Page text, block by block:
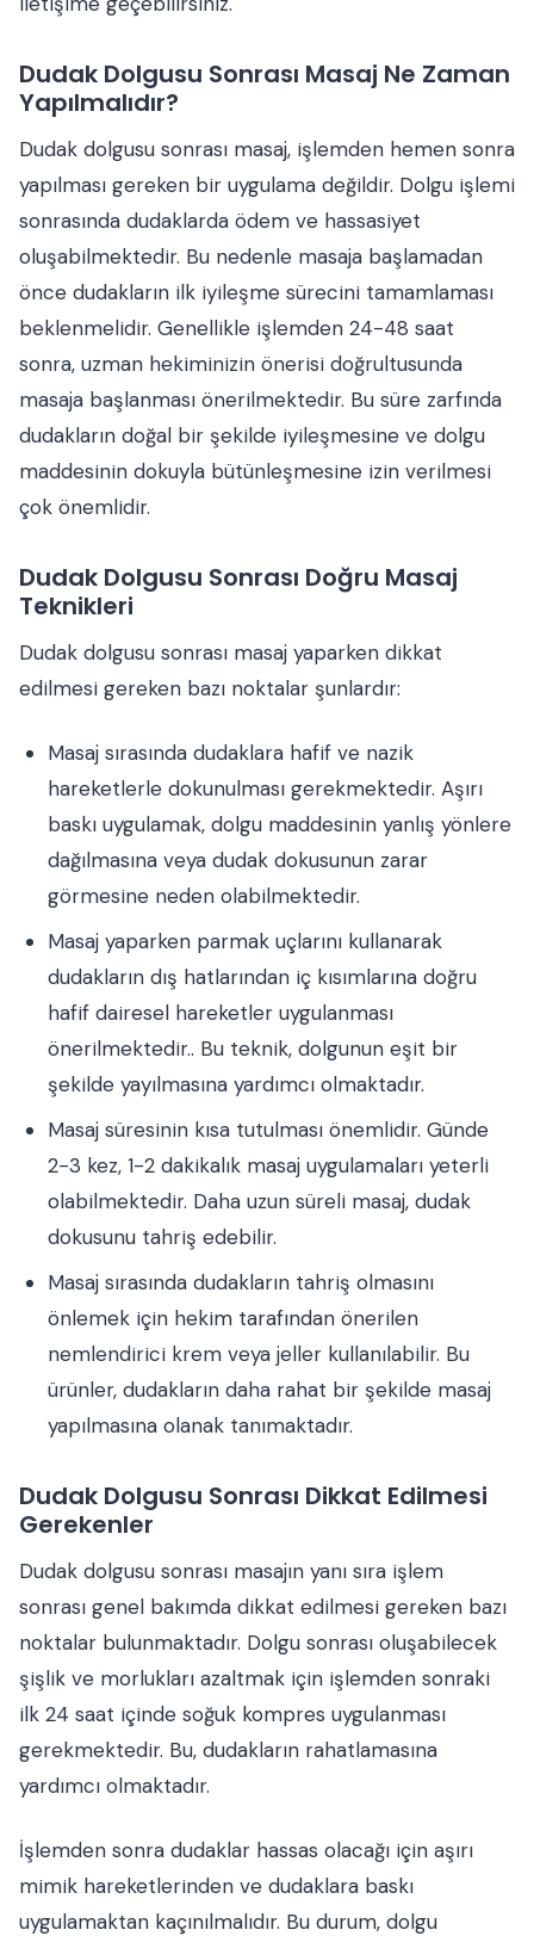
Dudak Dolgusu Sonrası Masaj Ne Zaman
Yapılmalıdır?
Dudak dolgusu sonrası masaj, işlemden hemen sonra
yapılması gereken bir uygulama değildir. Dolgu işlemi
sonrasında dudaklarda ödem ve hassasiyet
oluşabilmektedir. Bu nedenle masaja başlamadan
önce dudakların ilk iyileşme sürecini tamamlaması
beklenmelidir. Genellikle işlemden 24-48 saat
sonra, uzman hekiminizin önerisi doğrultusunda
masaja başlanması önerilmektedir. Bu süre zarfında
dudakların doğal bir şekilde iyileşmesine ve dolgu
maddesinin dokuyla bütünleşmesine izin verilmesi
çok önemlidir.
Dudak Dolgusu Sonrası Doğru Masaj
Teknikleri
Dudak dolgusu sonrası masaj yaparken dikkat
edilmesi gereken bazı noktalar şunlardır:
Masaj sırasında dudaklara hafif ve nazik
hareketlerle dokunulması gerekmektedir. Aşırı
baskı uygulamak, dolgu maddesinin yanlış yönlere
dağılmasına veya dudak dokusunun zarar
görmesine neden olabilmektedir.
Masaj yaparken parmak uçlarını kullanarak
dudakların dış hatlarından iç kısımlarına doğru
hafif dairesel hareketler uygulanması
önerilmektedir.. Bu teknik, dolgunun eşit bir
şekilde yayılmasına yardımcı olmaktadır.
Masaj süresinin kısa tutulması önemlidir. Günde
2-3 kez, 1-2 dakikalık masaj uygulamaları yeterli
olabilmektedir. Daha uzun süreli masaj, dudak
dokusunu tahriş edebilir.
Masaj sırasında dudakların tahriş olmasını
önlemek için hekim tarafından önerilen
nemlendirici krem veya jeller kullanılabilir. Bu
ürünler, dudakların daha rahat bir şekilde masaj
yapılmasına olanak tanımaktadır.
Dudak Dolgusu Sonrası Dikkat Edilmesi
Gerekenler
Dudak dolgusu sonrası masajın yanı sıra işlem
sonrası genel bakımda dikkat edilmesi gereken bazı
noktalar bulunmaktadır. Dolgu sonrası oluşabilecek
şişlik ve morlukları azaltmak için işlemden sonraki
ilk 24 saat içinde soğuk kompres uygulanması
gerekmektedir. Bu, dudakların rahatlamasına
yardımcı olmaktadır.
İşlemden sonra dudaklar hassas olacağı için aşırı
mimik hareketlerinden ve dudaklara baskı
uygulamaktan kaçınılmalıdır. Bu durum, dolgu